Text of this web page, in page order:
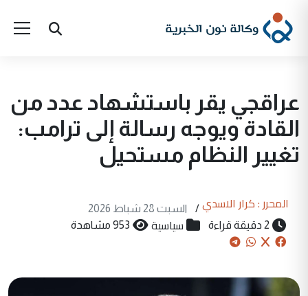
عراقجي يقر باستشهاد عدد من
القادة ويوجه رسالة إلى ترامب:
تغيير النظام مستحيل
المحرر : كرار الاسدي /
السبت 28 شباط 2026
2 دقيقة قراءة
سياسية 953 مشاهدة